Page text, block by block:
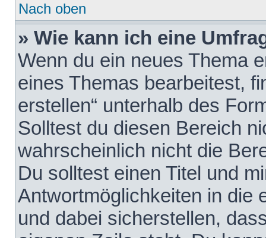
Nach oben
» Wie kann ich eine
Wenn du ein neues Thema
eines Themas bearbeitest,
erstellen“ unterhalb des
Solltest du diesen Bereich
wahrscheinlich nicht die
Du solltest einen Titel und
Antwortmöglichkeiten in die
und dabei sicherstellen,